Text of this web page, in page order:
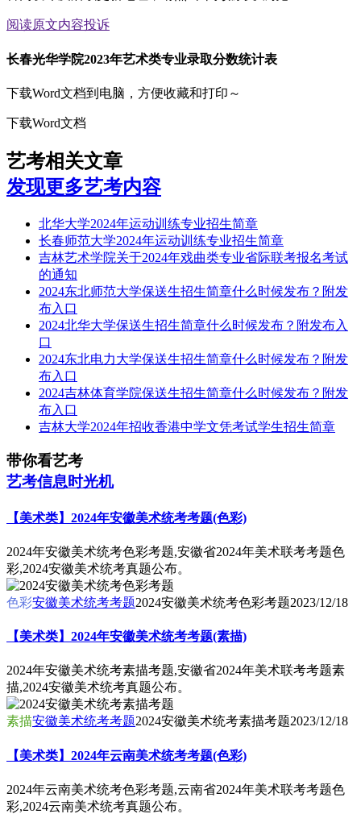
阅读原文内容投诉
长春光华学院2023年艺术类专业录取分数统计表
下载Word文档到电脑，方便收藏和打印～
下载Word文档
艺考相关文章
发现更多艺考内容
北华大学2024年运动训练专业招生简章
长春师范大学2024年运动训练专业招生简章
吉林艺术学院关于2024年戏曲类专业省际联考报名考试
的通知
2024东北师范大学保送生招生简章什么时候发布？附发
布入口
2024北华大学保送生招生简章什么时候发布？附发布入
口
2024东北电力大学保送生招生简章什么时候发布？附发
布入口
2024吉林体育学院保送生招生简章什么时候发布？附发
布入口
吉林大学2024年招收香港中学文凭考试学生招生简章
带你看艺考
艺考信息时光机
【美术类】2024年安徽美术统考考题(色彩)
2024年安徽美术统考色彩考题,安徽省2024年美术联考考题色
彩,2024安徽美术统考真题公布。
色彩安徽美术统考考题2024安徽美术统考色彩考题2023/12/18
【美术类】2024年安徽美术统考考题(素描)
2024年安徽美术统考素描考题,安徽省2024年美术联考考题素
描,2024安徽美术统考真题公布。
素描安徽美术统考考题2024安徽美术统考素描考题2023/12/18
【美术类】2024年云南美术统考考题(色彩)
2024年云南美术统考色彩考题,云南省2024年美术联考考题色
彩,2024云南美术统考真题公布。